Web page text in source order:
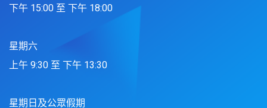
下午 15:00 至 下午 18:00
星期六
上午 9:30 至 下午 13:30
星期日及公眾假期